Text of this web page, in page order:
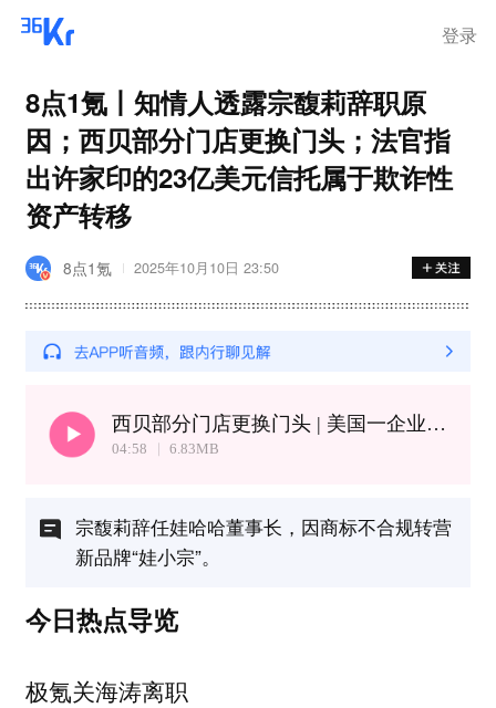
登录
8点1氪丨知情人透露宗馥莉辞职原
因；西贝部分门店更换门头；法官指
出许家印的23亿美元信托属于欺诈性
资产转移
8点1氪 2025年10月10日 23:50
西贝部分门店更换门头 | 美国一企业召回上百吨李斯特菌污染意面
04:58 6.83MB
宗馥莉辞任娃哈哈董事长，因商标不合规转营
新品牌“娃小宗”。
今日热点导览
极氪关海涛离职